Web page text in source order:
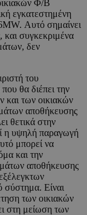
Φ/Β
εγκατεστημένη
Αυτό σημαίνει
και συγκεκριμένα
δεν
του
θα διέπει την
και των οικιακών
αποθήκευσης
θετικά στην
η υψηλή παραγωγή
μπορεί να
και την
αποθήκευσης
σύστημα. Είναι
των οικιακών
στη μείωση των